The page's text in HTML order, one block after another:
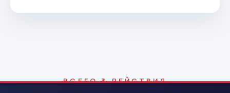
ВСЕГО 3 ДЕЙСТВИЯ